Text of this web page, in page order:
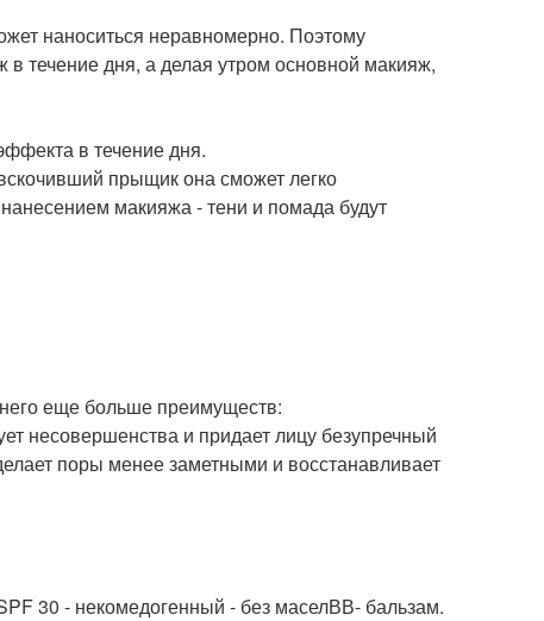
наноситься неравномерно. Поэтому
течение дня, а делая утром основной макияж,
в течение дня.
прыщик она сможет легко
макияжа - тени и помада будут
еще больше преимуществ:
несовершенства и придает лицу безупречный
поры менее заметными и восстанавливает
30 - некомедогенный - без маселВВ- бальзам.